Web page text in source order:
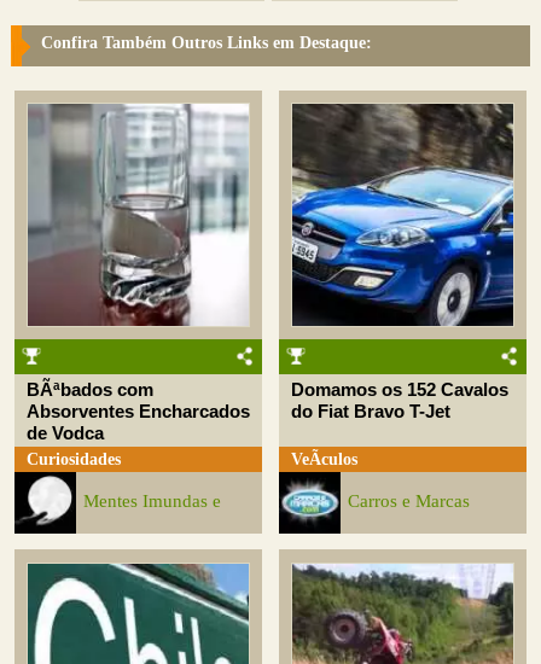
Confira Também Outros Links em Destaque:
BÃªbados com
Absorventes Encharcados
de Vodca
Curiosidades
Mentes Imundas e
Domamos os 152 Cavalos
do Fiat Bravo T-Jet
VeÃ­culos
Carros e Marcas